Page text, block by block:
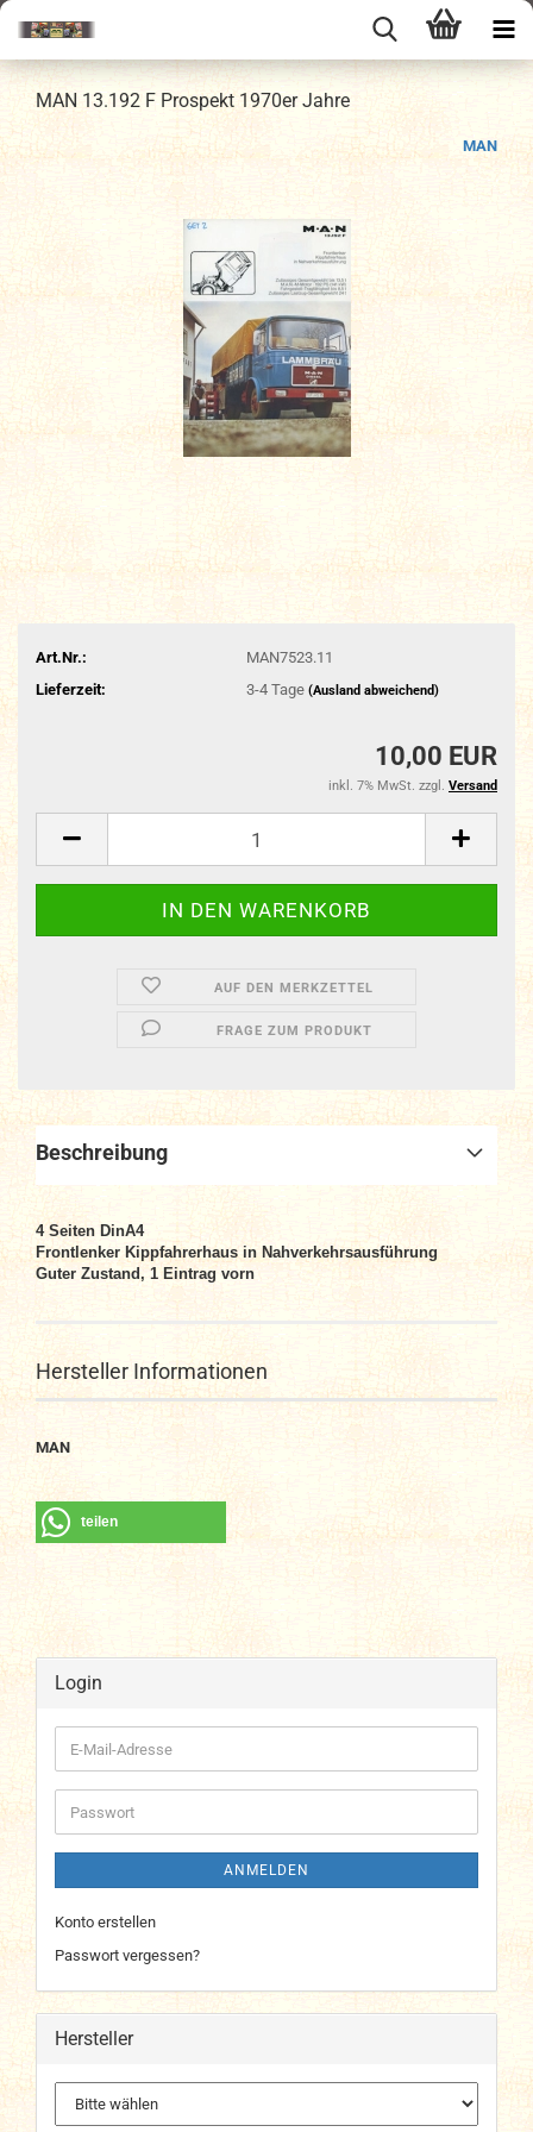
MAN 13.192 F Prospekt 1970er Jahre
MAN
Art.Nr.:
MAN7523.11
Lieferzeit:
3-4 Tage (Ausland abweichend)
10,00 EUR
inkl. 7% MwSt. zzgl. Versand
AUF DEN MERKZETTEL
FRAGE ZUM PRODUKT
Beschreibung
4 Seiten DinA4
Frontlenker Kippfahrerhaus in Nahverkehrsausführung
Guter Zustand, 1 Eintrag vorn
Hersteller Informationen
MAN
teilen
Login
E-
Mail-
Adresse
Passwort
ANMELDEN
Konto erstellen
Passwort vergessen?
Hersteller